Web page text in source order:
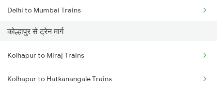
Delhi to Mumbai Trains
Mumbai to Pune Trains
Delhi to Jammu Trains
Mumbai to Delhi Trains
कोल्हापुर से ट्रेन मार्ग
Kolhapur to Miraj Trains
Kolhapur to Hatkanangale Trains